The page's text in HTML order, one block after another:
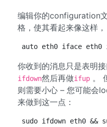
编辑你的configuration
格，使其看起来像这样，
auto eth0 iface eth0
你收到的消息只是表明
ifdown然后再做ifup 。
则需要小心 – 您可能会
来做到这一点：
sudo ifdown eth0 &&